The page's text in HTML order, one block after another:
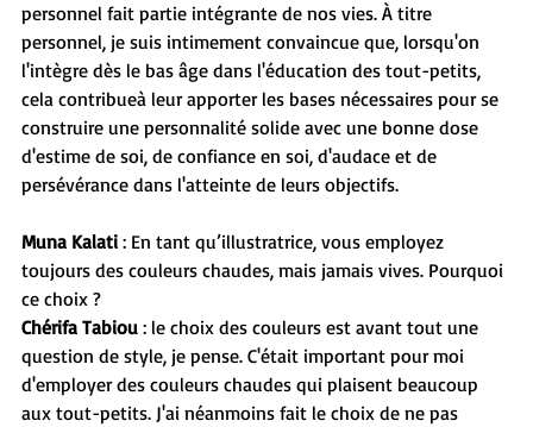
personnel fait partie intégrante de nos vies. À titre
personnel, je suis intimement convaincue que, lorsqu'on
l'intègre dès le bas âge dans l'éducation des tout-petits,
cela contribueà leur apporter les bases nécessaires pour se
construire une personnalité solide avec une bonne dose
d'estime de soi, de confiance en soi, d'audace et de
persévérance dans l'atteinte de leurs objectifs.
Muna Kalati : En tant qu’illustratrice, vous employez
toujours des couleurs chaudes, mais jamais vives. Pourquoi
ce choix ?
Chérifa Tabiou : le choix des couleurs est avant tout une
question de style, je pense. C'était important pour moi
d'employer des couleurs chaudes qui plaisent beaucoup
aux tout-petits. J'ai néanmoins fait le choix de ne pas